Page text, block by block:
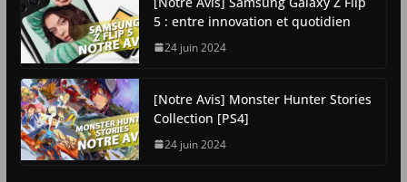
5 : entre innovation et quotidien
24 juin 2024
[Notre Avis] Monster Hunter Stories
Collection [PS4]
24 juin 2024